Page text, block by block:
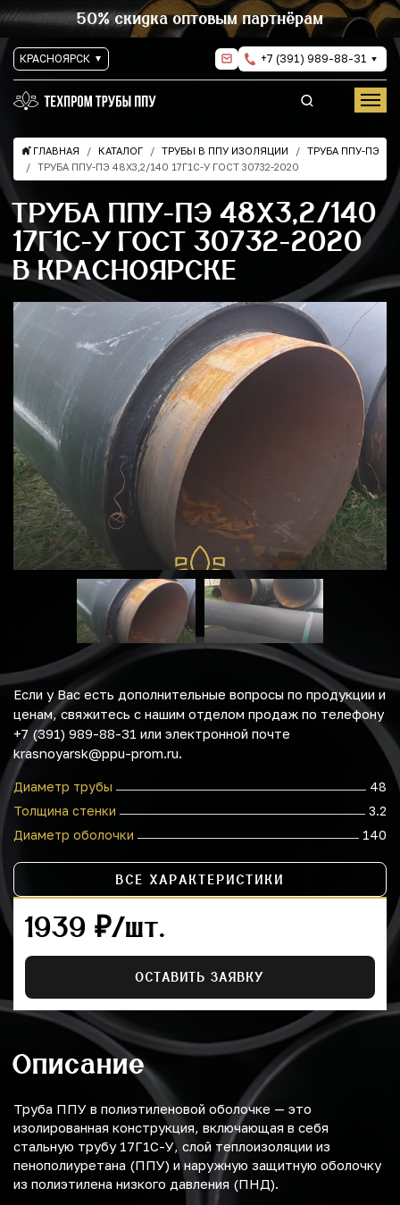
50% скидка оптовым партнёрам
КРАСНОЯРСК +7 (391) 989-88-31
ГЛАВНАЯ КАТАЛОГ ТРУБЫ В ППУ ИЗОЛЯЦИИ
ТРУБА ППУ-ПЭ
ТРУБА ППУ-ПЭ 48Х3,2/140 17Г1С-У ГОСТ 30732-2020
ТРУБА ППУ-ПЭ 48Х3,2/140
17Г1С-У ГОСТ 30732-2020
В КРАСНОЯРСКЕ
Если у Вас есть дополнительные вопросы по продукции и
ценам, свяжитесь с нашим отделом продаж по телефону
+7 (391) 989-88-31 или электронной почте
krasnoyarsk@ppu-prom.ru.
Диаметр трубы
48
Толщина стенки
3.2
Диаметр оболочки
140
ВСЕ ХАРАКТЕРИСТИКИ
1939 ₽/шт.
ОСТАВИТЬ ЗАЯВКУ
Описание
Труба ППУ в полиэтиленовой оболочке — это
изолированная конструкция, включающая в себя
стальную трубу 17Г1С-У, слой теплоизоляции из
пенополиуретана (ППУ) и наружную защитную оболочку
из полиэтилена низкого давления (ПНД).